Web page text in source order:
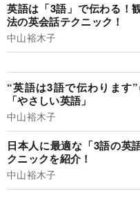
英語は「3語」で伝わる！
法の英会話テクニック！
中山裕木子
“英語は3語で伝わります
「やさしい英語」
中山裕木子
日本人に最適な「3語の英
クニックを紹介！
中山裕木子